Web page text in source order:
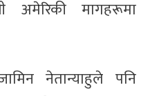
अमेरिकी मागहरूमा
नेतान्याहुले पनि